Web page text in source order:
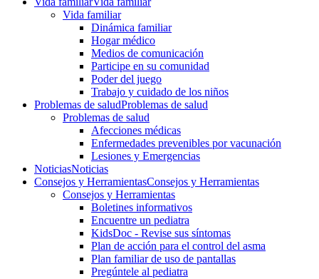
Vida familiar
Dinámica familiar
Hogar médico
Medios de comunicación
Participe en su comunidad
Poder del juego
Trabajo y cuidado de los niños
Problemas de saludProblemas de salud
Problemas de salud
Afecciones médicas
Enfermedades prevenibles por vacunación
Lesiones y Emergencias
NoticiasNoticias
Consejos y HerramientasConsejos y Herramientas
Consejos y Herramientas
Boletines informativos
Encuentre un pediatra
KidsDoc - Revise sus síntomas
Plan de acción para el control del asma
Plan familiar de uso de pantallas
Pregúntele al pediatra